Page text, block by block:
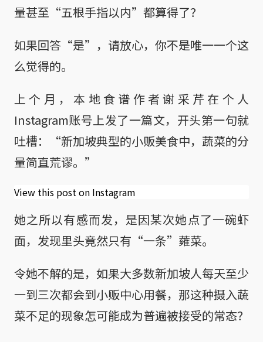
量甚至“五根手指以内”都算得了？
如果回答“是”，请放心，你不是唯一一个这
么觉得的。
上个月，本地食谱作者谢采芹在个人
Instagram账号上发了一篇文，开头第一句就
吐槽：“新加坡典型的小贩美食中，蔬菜的分
量简直荒谬。”
View this post on Instagram
她之所以有感而发，是因某次她点了一碗虾
面，发现里头竟然只有“一条”蕹菜。
令她不解的是，如果大多数新加坡人每天至少
一到三次都会到小贩中心用餐，那这种摄入蔬
菜不足的现象怎可能成为普遍被接受的常态？